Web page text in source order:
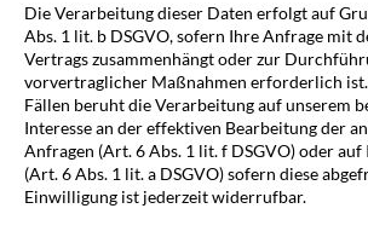
Die Verarbeitung dieser Daten erfolgt auf
Abs. 1 lit. b DSGVO, sofern Ihre Anfrage mit
Vertrags zusammenhängt oder zur
vorvertraglicher Maßnahmen erforderlich
Fällen beruht die Verarbeitung auf unserem
Interesse an der effektiven Bearbeitung der
Anfragen (Art. 6 Abs. 1 lit. f DSGVO) oder
(Art. 6 Abs. 1 lit. a DSGVO) sofern diese
Einwilligung ist jederzeit widerrufbar.